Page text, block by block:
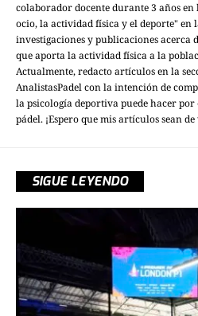
colaborador docente durante 3 años
ocio, la actividad física y el deporte" en
investigaciones y publicaciones acerca
que aporta la actividad física a la
Actualmente, redacto artículos en la
AnalistasPadel con la intención de
la psicología deportiva puede hacer
pádel. ¡Espero que mis artículos sean
SIGUE LEYENDO